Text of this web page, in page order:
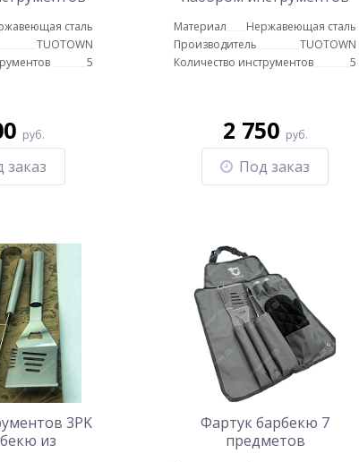
сталь
TUOTOWN
5
руб.
заказ
LX-5
Материал
Нержавеющая сталь
Производитель
TUOTOWN
Количество инструментов
5
2 750 руб.
Под заказ
3PK
из
Фартук барбекю 7
предметов